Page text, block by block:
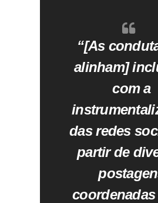
“[As
alinham]
com a
das redes
partir de
coordenadas